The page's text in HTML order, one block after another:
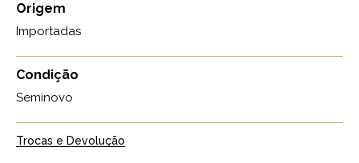
Origem
Importadas
Condição
Seminovo
Trocas e Devolução